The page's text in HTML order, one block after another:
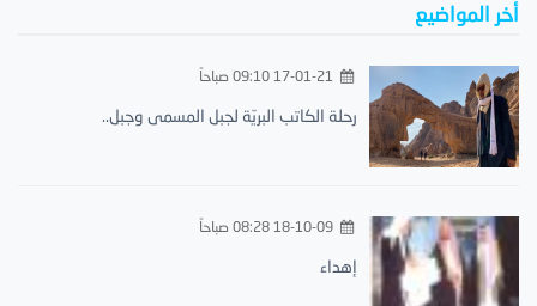
أخر المواضيع
17-01-21 09:10 صباحاً
رحلة الكاتب البريّة لجبل المسمى وجبل..
18-10-09 08:28 صباحاً
إهداء